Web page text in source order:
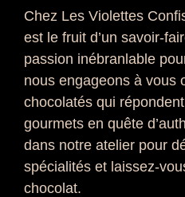
Chez Les Violettes
est le fruit d’un savoir-
passion inébranlable
nous engageons à vous
chocolatés qui
gourmets en quête
dans notre atelier pour
spécialités et laissez-
chocolat.